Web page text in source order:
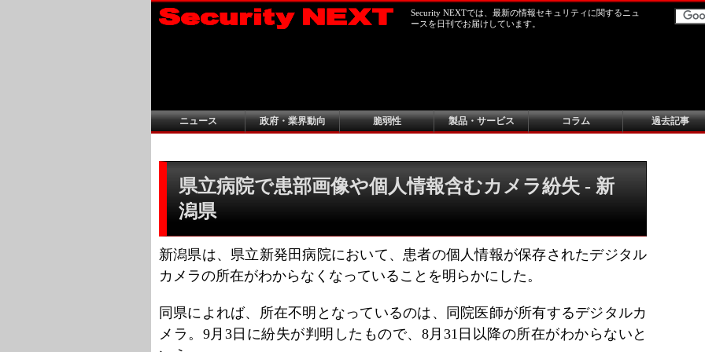
Security NEXTでは、最新の情報セキュリティに関するニュ
ースを日刊でお届けしています。
ニュース 政府・業界動向 脆弱性 製品・サービス コラム 過去記事
県立病院で患部画像や個人情報含むカメラ紛失 - 新
潟県
新潟県は、県立新発田病院において、患者の個人情報が保存されたデジタル
カメラの所在がわからなくなっていることを明らかにした。
同県によれば、所在不明となっているのは、同院医師が所有するデジタルカ
メラ。9月3日に紛失が判明したもので、8月31日以降の所在がわからないと